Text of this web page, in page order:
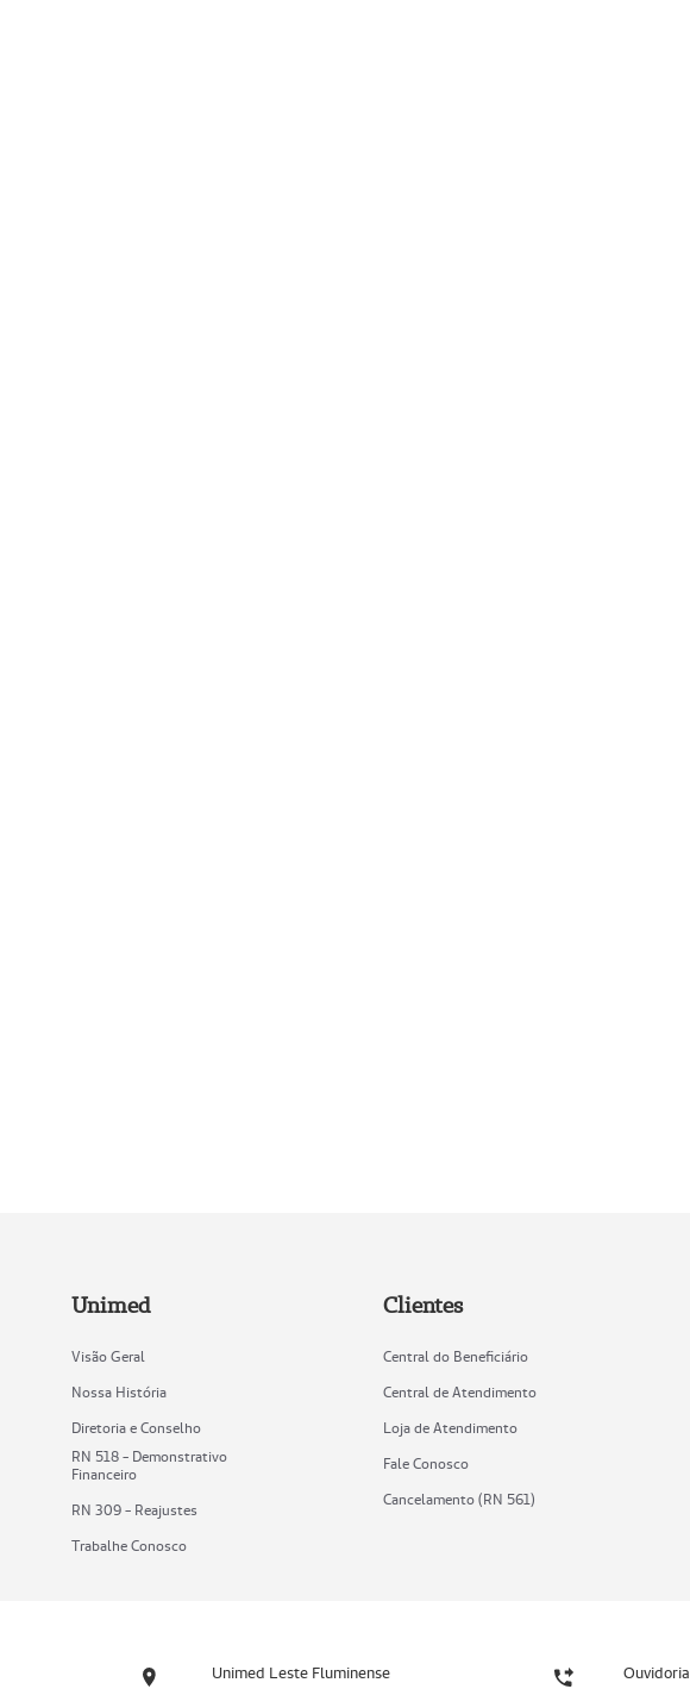
Unimed
Visão Geral
Nossa História
Diretoria e Conselho
RN 518 - Demonstrativo
Financeiro
RN 309 - Reajustes
Trabalhe Conosco
Clientes
Central do Beneficiário
Central de Atendimento
Loja de Atendimento
Fale Conosco
Cancelamento (RN 561)
Unimed Leste Fluminense Ouvidoria